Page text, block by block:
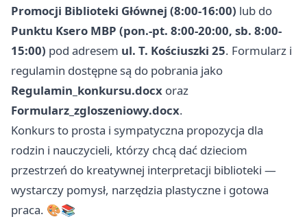
Promocji Biblioteki Głównej (8:00-16:00) lub do
Punktu Ksero MBP (pon.‑pt. 8:00-20:00, sb. 8:00-
15:00) pod adresem ul. T. Kościuszki 25. Formularz i
regulamin dostępne są do pobrania jako
Regulamin_konkursu.docx oraz
Formularz_zgloszeniowy.docx.
Konkurs to prosta i sympatyczna propozycja dla
rodzin i nauczycieli, którzy chcą dać dzieciom
przestrzeń do kreatywnej interpretacji biblioteki —
wystarczy pomysł, narzędzia plastyczne i gotowa
praca. 🎨📚